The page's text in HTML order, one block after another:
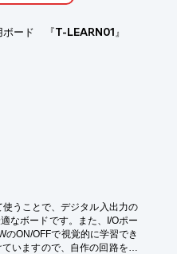
ボード 『T-LEARN01』
うことで、デジタル入出力の
なボードです。また、I/Oポー
のON/OFFで視覚的に学習でき
いますので、自作の回路を追